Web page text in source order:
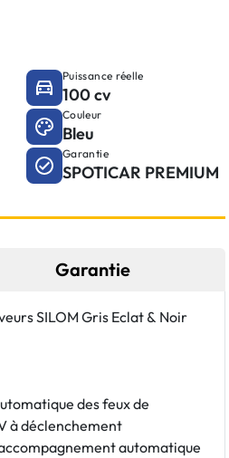
Puissance réelle
100 cv
Couleur
Bleu
Garantie
SPOTICAR PREMIUM
Garantie
SILOM Gris Eclat & Noir
des feux de
à déclenchement
automatique